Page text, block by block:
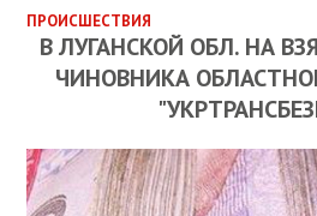
ПРОИСШЕСТВИЯ
В ЛУГАНСКОЙ ОБЛ. НА
ЧИНОВНИКА